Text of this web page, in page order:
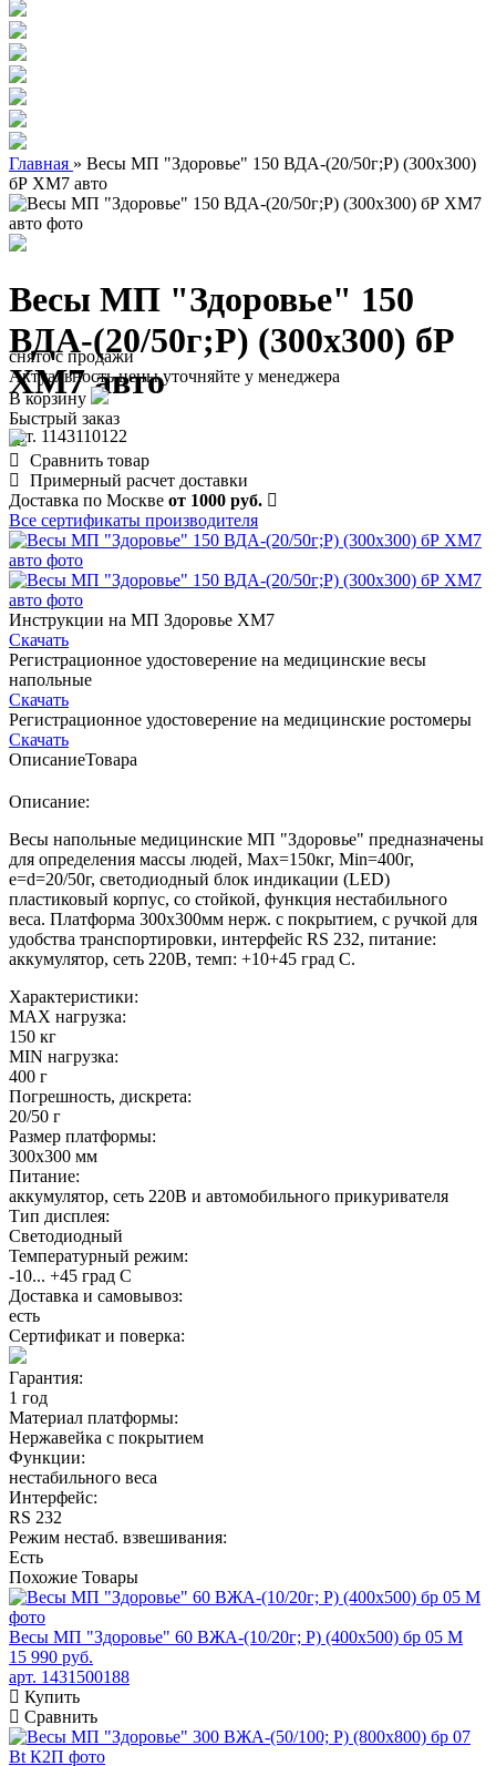
Главная » Весы МП "Здоровье" 150 ВДА-(20/50г;Р) (300х300)
бР ХМ7 авто
Весы МП "Здоровье" 150
ВДА-(20/50г;Р) (300х300) бР
ХМ7 авто
арт. 1143110122
снято с продажи
Актуальность цены уточняйте у менеджера
В корзину
Быстрый заказ
Сравнить товар
Примерный расчет доставки
Доставка по Москве от 1000 руб.
Все сертификаты производителя
Инструкции на МП Здоровье ХМ7
Скачать
Регистрационное удостоверение на медицинские весы
напольные
Скачать
Регистрационное удостоверение на медицинские ростомеры
Скачать
ОписаниеТовара
Описание:
Весы напольные медицинские МП "Здоровье" предназначены
для определения массы людей, Мах=150кг, Min=400г,
e=d=20/50г, светодиодный блок индикации (LED)
пластиковый корпус, со стойкой, функция нестабильного
веса. Платформа 300х300мм нерж. с покрытием, с ручкой для
удобства транспортировки, интерфейс RS 232, питание:
аккумулятор, сеть 220В, темп: +10+45 град С.
Характеристики:
MAX нагрузка:
150 кг
MIN нагрузка:
400 г
Погрешность, дискрета:
20/50 г
Размер платформы:
300х300 мм
Питание:
аккумулятор, сеть 220В и автомобильного прикуривателя
Тип дисплея:
Светодиодный
Температурный режим:
-10... +45 град С
Доставка и самовывоз:
есть
Сертификат и поверка:
Гарантия:
1 год
Материал платформы:
Нержавейка с покрытием
Функции:
нестабильного веса
Интерфейс:
RS 232
Режим нестаб. взвешивания:
Есть
Похожие Товары
Весы МП "Здоровье" 60 ВЖА-(10/20г; Р) (400х500) бр 05 М
15 990 руб.
арт. 1431500188
Купить
Сравнить